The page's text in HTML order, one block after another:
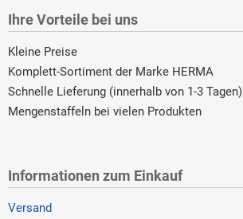
Ihre Vorteile bei uns
Kleine Preise
Komplett-Sortiment der Marke HERMA
Schnelle Lieferung (innerhalb von 1-3 Tagen)
Mengenstaffeln bei vielen Produkten
Informationen zum Einkauf
Versand